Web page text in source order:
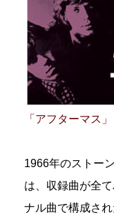
「アフターマス」
1966年のストー
は、収録曲が全
ナル曲で構成され